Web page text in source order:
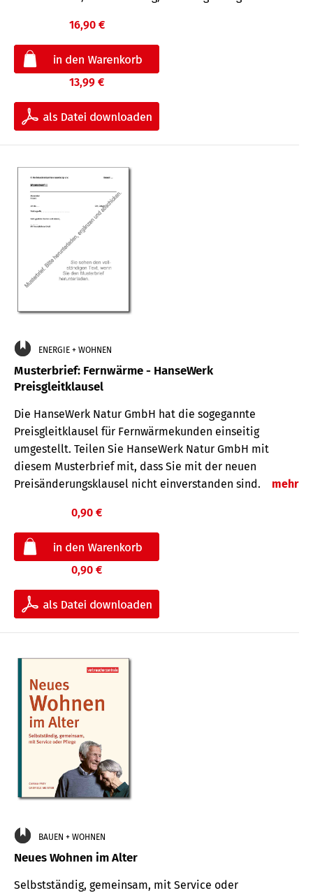
16,90 €
13,99 €
ENERGIE + WOHNEN
Musterbrief: Fernwärme - HanseWerk
Preisgleitklausel
Die HanseWerk Natur GmbH hat die sogegannte
Preisgleitklausel für Fernwärmekunden einseitig
umgestellt. Teilen Sie HanseWerk Natur GmbH mit
diesem Musterbrief mit, dass Sie mit der neuen
Preisänderungsklausel nicht einverstanden sind.
mehr
0,90 €
0,90 €
BAUEN + WOHNEN
Neues Wohnen im Alter
Selbstständig, gemeinsam, mit Service oder